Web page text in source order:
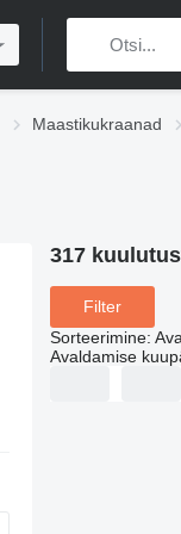
Maastikukraanad
317
Filter
Sorteerimine:
Avaldamise